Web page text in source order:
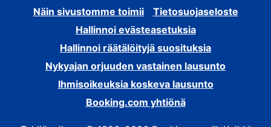
Näin sivustomme toimii
Tietosuojaseloste
Hallinnoi evästeasetuksia
Hallinnoi räätälöityjä suosituksia
Nykyajan orjuuden vastainen lausunto
Ihmisoikeuksia koskeva lausunto
Booking.com yhtiönä